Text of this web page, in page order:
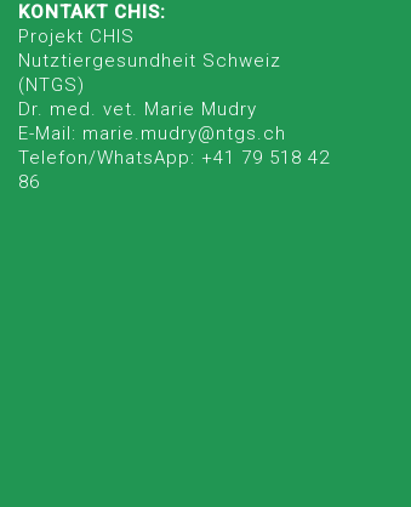
KONTAKT CHIS:
Projekt CHIS
Nutztiergesundheit Schweiz
(NTGS)
Dr. med. vet. Marie Mudry
E-Mail: marie.mudry@ntgs.ch
Telefon/WhatsApp: +41 79 518 42
86